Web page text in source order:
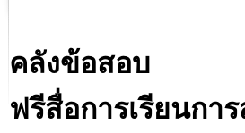
คลังข้อสอบ
ฟรีสื่อการเรียนกา